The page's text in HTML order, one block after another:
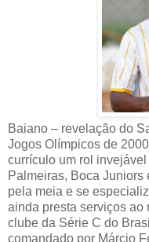
Baiano – revelação do
Jogos Olímpicos de
currículo um rol
Palmeiras, Boca Juniors
pela meia e se
ainda presta serviços ao
clube da Série C do
comandado por Márcio